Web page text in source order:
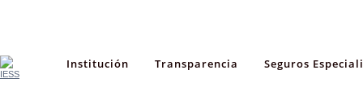
Institución Transparencia Seguros